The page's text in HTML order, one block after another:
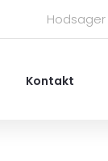
Kontakt